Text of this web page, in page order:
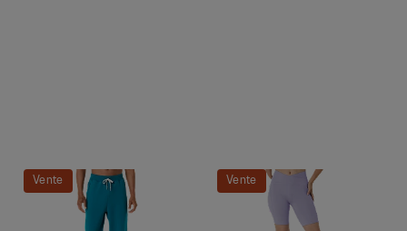
Vente
Vente